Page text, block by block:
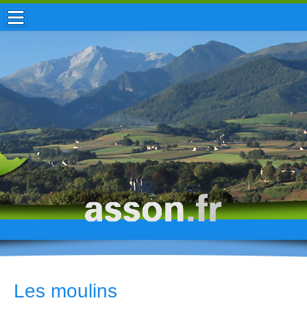
ACCUEIL / INFOS
MUNICIPALITÉ
VIE LOCALE
ENFANCE
TOURISME
HISTOIRE
Les moulins